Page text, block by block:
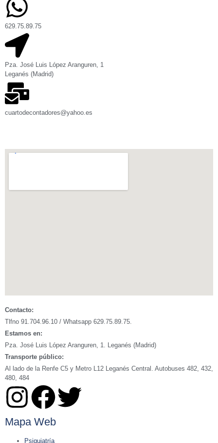
629.75.89.75
Pza. José Luis López Aranguren, 1
Leganés (Madrid)
cuartodecontadores@yahoo.es
Contacto:
Tlfno 91.704.96.10 / Whatsapp 629.75.89.75.
Estamos en:
Pza. José Luis López Aranguren, 1. Leganés (Madrid)
Transporte público:
Al lado de la Renfe C5 y Metro L12 Leganés Central. Autobuses 482, 432,
480, 484
Mapa Web
Psiquiatría